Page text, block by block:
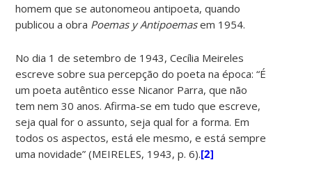
homem que se autonomeou antipoeta, quando
publicou a obra Poemas y Antipoemasem 1954.
No dia 1 de setembro de 1943, Cecília Meireles
escreve sobre sua percepção do poeta na época: “É
um poeta autêntico esse Nicanor Parra, que não
tem nem 30 anos. Afirma-se em tudo que escreve,
seja qual for o assunto, seja qual for a forma. Em
todos os aspectos, está ele mesmo, e está sempre
uma novidade” (MEIRELES, 1943, p. 6).[2]